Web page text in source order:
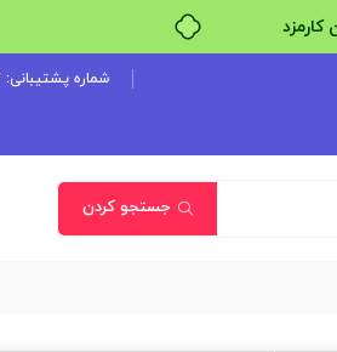
شماره پشتیبانی: 09191076332
جستجو کردن